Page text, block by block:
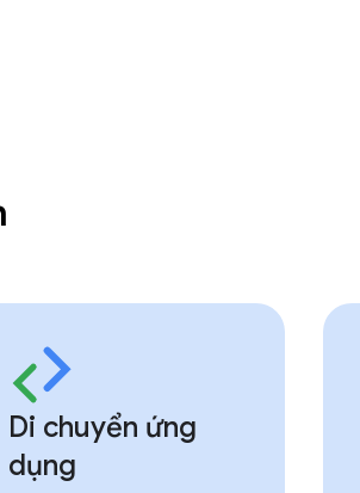
Di chuyển ứng
dụng